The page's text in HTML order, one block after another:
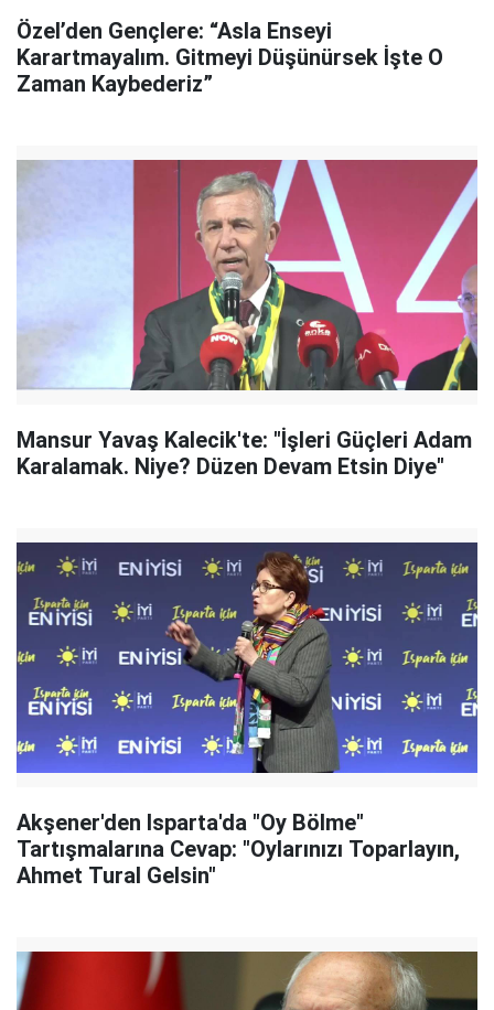
Özel’den Gençlere: “Asla Enseyi
Karartmayalım. Gitmeyi Düşünürsek İşte O
Zaman Kaybederiz”
Mansur Yavaş Kalecik'te: "İşleri Güçleri Adam
Karalamak. Niye? Düzen Devam Etsin Diye"
Akşener'den Isparta'da "Oy Bölme"
Tartışmalarına Cevap: "Oylarınızı Toparlayın,
Ahmet Tural Gelsin"